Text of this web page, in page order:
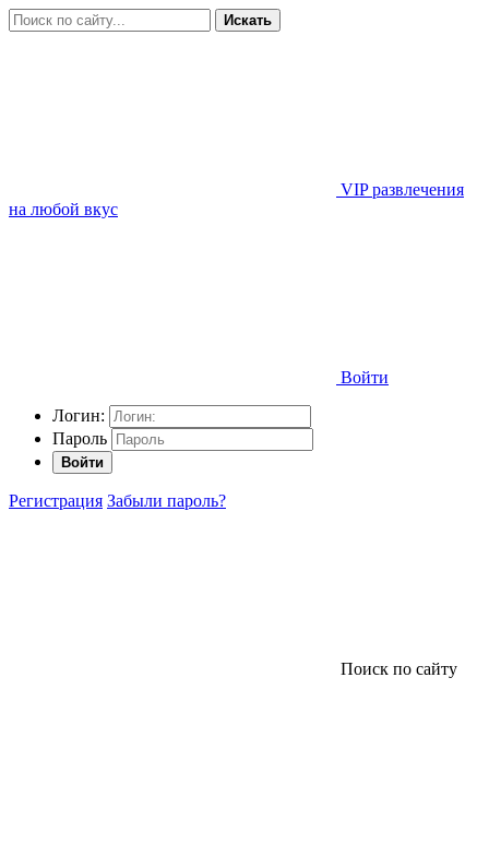
Искать
VIP развлечения
на любой вкус
Войти
Логин:
Пароль
Войти
Регистрация Забыли пароль?
Поиск по сайту